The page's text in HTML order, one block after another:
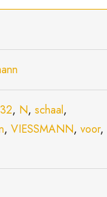
, N,schaal,
,VIESSMANN,voor,